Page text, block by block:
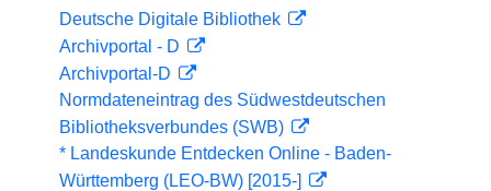
Deutsche Digitale Bibliothek
Archivportal - D
Archivportal-D
Normdateneintrag des Südwestdeutschen
Bibliotheksverbundes (SWB)
* Landeskunde Entdecken Online - Baden-
Württemberg (LEO-BW) [2015-]